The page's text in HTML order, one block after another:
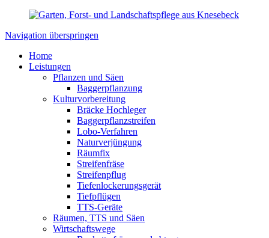
Navigation überspringen
Home
Leistungen
Pflanzen und Säen
Baggerpflanzung
Kulturvorbereitung
Bräcke Hochleger
Baggerpflanzstreifen
Lobo-Verfahren
Naturverjüngung
Räumfix
Streifenfräse
Streifenpflug
Tiefenlockerungsgerät
Tiefpflügen
TTS-Geräte
Räumen, TTS und Säen
Wirtschaftswege